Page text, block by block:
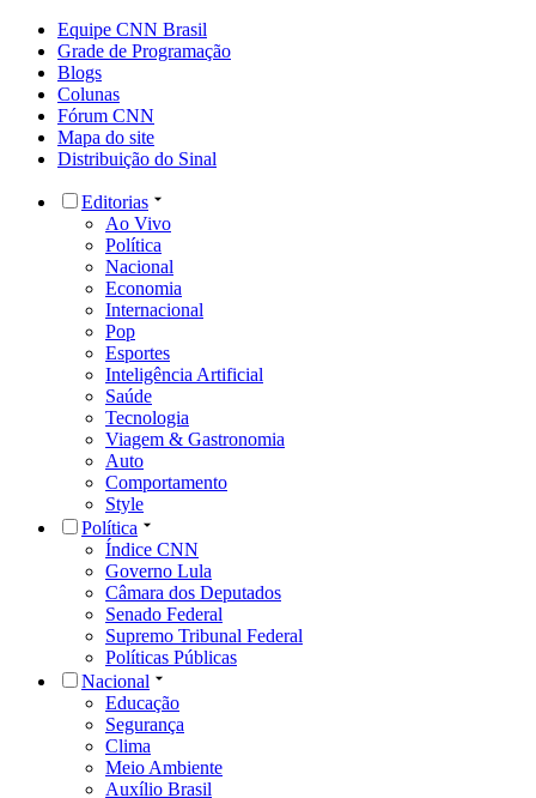
Equipe CNN Brasil
Grade de Programação
Blogs
Colunas
Fórum CNN
Mapa do site
Distribuição do Sinal
Editorias
Ao Vivo
Política
Nacional
Economia
Internacional
Pop
Esportes
Inteligência Artificial
Saúde
Tecnologia
Viagem & Gastronomia
Auto
Comportamento
Style
Política
Índice CNN
Governo Lula
Câmara dos Deputados
Senado Federal
Supremo Tribunal Federal
Políticas Públicas
Nacional
Educação
Segurança
Clima
Meio Ambiente
Auxílio Brasil